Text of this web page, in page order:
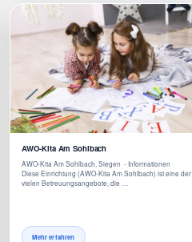
AWO-Kita Am Sohlbach
AWO-Kita Am Sohlbach, Siegen - Informationen
Diese Einrichtung (AWO-Kita Am Sohlbach) ist eine der
vielen Betreuungsangebote, die …
Mehr erfahren